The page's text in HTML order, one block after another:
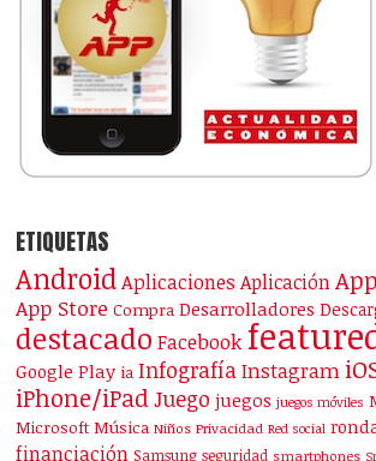
ETIQUETAS
Android Aplicaciones Aplicación App
App Store Compra Desarrolladores
destacado Facebook
Google Play ia Infografía Instagram
iPhone/iPad Juego juegos juegos móviles
Microsoft Música Niños Privacidad Red social
financiación Samsung seguridad smartphones